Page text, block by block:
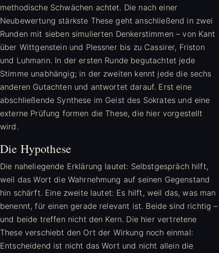
methodische Schwächen achtet. Die nach einer
Neubewertung stärkste These geht anschließend in zwei
Runden mit sieben simulierten Denkerstimmen – von Kant
über Wittgenstein und Plessner bis zu Cassirer, Friston
und Luhmann. In der ersten Runde begutachtet jede
Stimme unabhängig; in der zweiten kennt jede die sechs
anderen Gutachten und antwortet darauf. Erst eine
abschließende Synthese im Geist des Sokrates und eine
externe Prüfung formen die These, die hier vorgestellt
wird.
Die Hypothese
Die naheliegende Erklärung lautet: Selbstgespräch hilft,
weil das Wort die Wahrnehmung auf seinen Gegenstand
hin schärft. Eine zweite lautet: Es hilft, weil das, was man
benennt, für einen gerade relevant ist. Beide sind richtig –
und beide treffen nicht den Kern. Die hier vertretene
These verschiebt den Ort der Wirkung noch einmal:
Entscheidend ist nicht das Wort und nicht allein die